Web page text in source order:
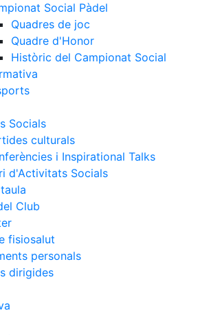
Social Pàdel
Quadres de joc
Quadre d'Honor
Històric del Campionat Social
Socials
culturals
i Inspirational Talks
d'Activitats Socials
Club
fisiosalut
personals
dirigides